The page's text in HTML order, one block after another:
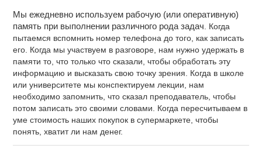
Мы ежедневно используем рабочую (или оперативную)
память при выполнении различного рода задач. Когда
пытаемся вспомнить номер телефона до того, как записать
его. Когда мы участвуем в разговоре, нам нужно удержать в
памяти то, что только что сказали, чтобы обработать эту
информацию и высказать свою точку зрения. Когда в школе
или университете мы конспектируем лекции, нам
необходимо запомнить, что сказал преподаватель, чтобы
потом записать это своими словами. Когда пересчитываем в
уме стоимость наших покупок в супермаркете, чтобы
понять, хватит ли нам денег.